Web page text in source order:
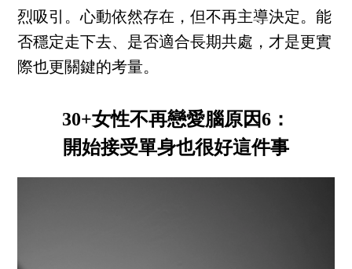
烈吸引。心動依然存在，但不再主導決定。能
否穩定走下去、是否適合長期共處，才是更實
際也更關鍵的考量。
30+女性不再戀愛腦原因6：
開始接受單身也很好這件事